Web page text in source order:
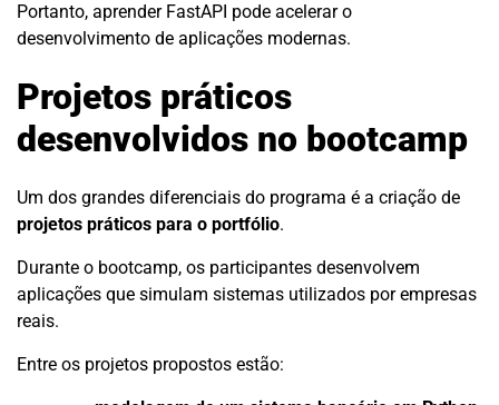
Portanto, aprender FastAPI pode acelerar o
desenvolvimento de aplicações modernas.
Projetos práticos
desenvolvidos no bootcamp
Um dos grandes diferenciais do programa é a criação de
projetos práticos para o portfólio.
Durante o bootcamp, os participantes desenvolvem
aplicações que simulam sistemas utilizados por empresas
reais.
Entre os projetos propostos estão: